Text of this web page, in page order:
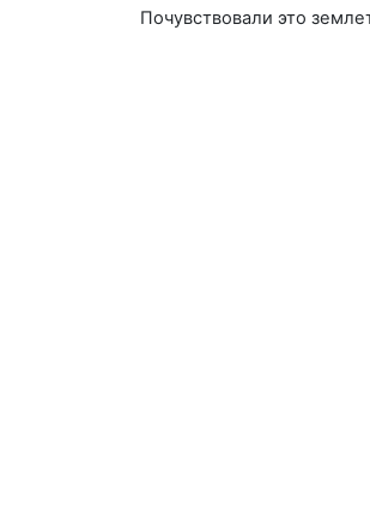
Почувствовали это